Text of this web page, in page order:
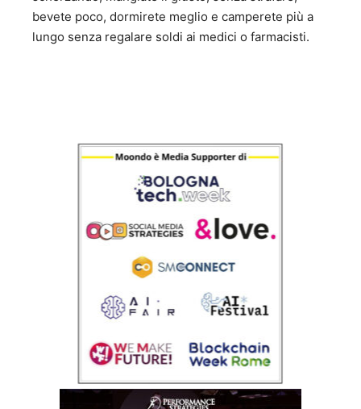
bevete poco, dormirete meglio e camperete più a
lungo senza regalare soldi ai medici o farmacisti.